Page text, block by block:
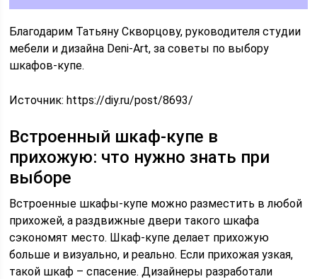
Благодарим Татьяну Скворцову, руководителя студии
мебели и дизайна Deni-Art, за советы по выбору
шкафов-купе.
Источник:https://diy.ru/post/8693/
Встроенный шкаф-купе в
прихожую: что нужно знать при
выборе
Встроенные шкафы-купе можно разместить в любой
прихожей, а раздвижные двери такого шкафа
сэкономят место. Шкаф-купе делает прихожую
больше и визуально, и реально. Если прихожая узкая,
такой шкаф – спасение. Дизайнеры разработали